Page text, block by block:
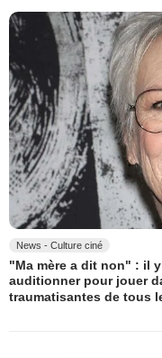
News - Culture ciné
"Ma mère a dit non" : il
auditionner pour jouer
traumatisantes de tous